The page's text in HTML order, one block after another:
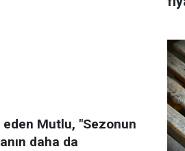
eden Mutlu, "Sezonun
daha da